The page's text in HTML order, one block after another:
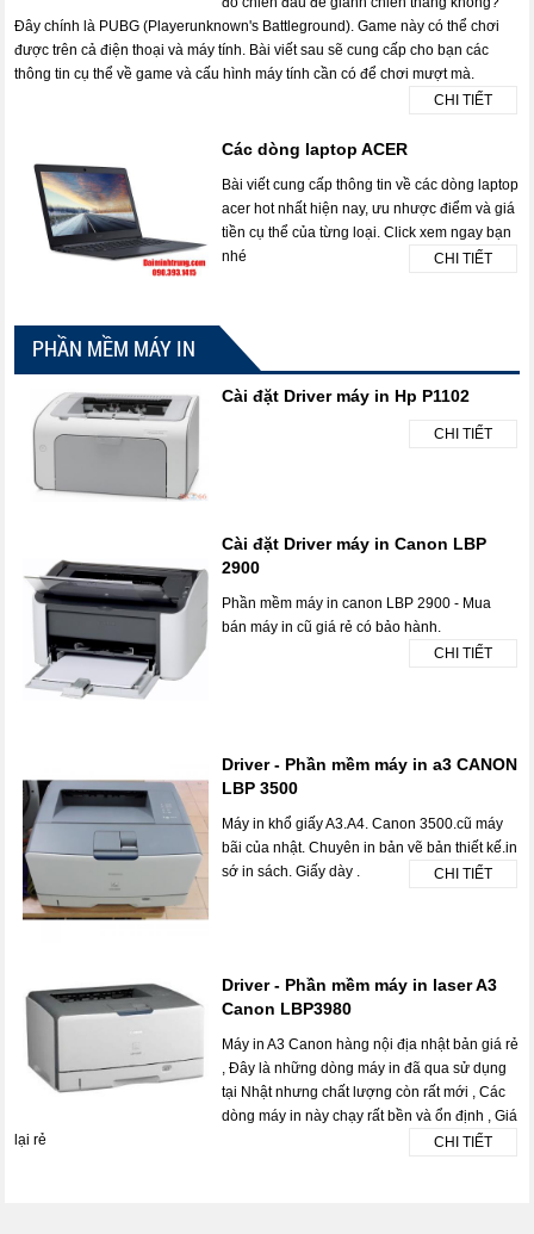
Đây chính là PUBG (Playerunknown's Battleground). Game này có thể chơi
được trên cả điện thoại và máy tính. Bài viết sau sẽ cung cấp cho bạn các
thông tin cụ thể về game và cấu hình máy tính cần có để chơi mượt mà.
CHI TIẾT
Các dòng laptop ACER
Bài viết cung cấp thông tin về các dòng laptop
acer hot nhất hiện nay, ưu nhược điểm và giá
tiền cụ thể của từng loại. Click xem ngay bạn
nhé
CHI TIẾT
PHẦN MỀM MÁY IN
Cài đặt Driver máy in Hp P1102
CHI TIẾT
Cài đặt Driver máy in Canon LBP
2900
Phần mềm máy in canon LBP 2900 - Mua
bán máy in cũ giá rẻ có bảo hành.
CHI TIẾT
Driver - Phần mềm máy in a3 CANON
LBP 3500
Máy in khổ giấy A3.A4. Canon 3500.cũ máy
bãi của nhật. Chuyên in bản vẽ bản thiết kế.in
sớ in sách. Giấy dày .
CHI TIẾT
Driver - Phần mềm máy in laser A3
Canon LBP3980
Máy in A3 Canon hàng nội địa nhật bản giá rẻ
, Đây là những dòng máy in đã qua sử dụng
tại Nhật nhưng chất lượng còn rất mới , Các
dòng máy in này chạy rất bền và ổn định , Giá
lại rẻ
CHI TIẾT